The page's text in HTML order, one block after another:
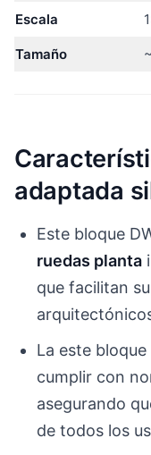
Escala
Tamaño
adaptada
Este bloque
ruedas planta
que facilitan
La este
cumplir con
asegurando
de todos los